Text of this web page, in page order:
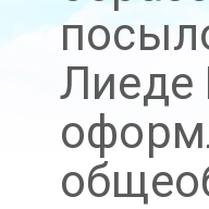
Лиеде